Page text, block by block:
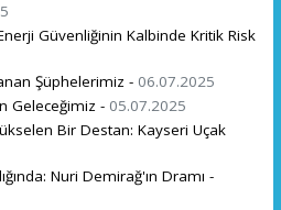
Güvenliğinin Kalbinde Kritik Risk
Şüphelerimiz - 06.07.2025
Geleceğimiz - 05.07.2025
Bir Destan: Kayseri Uçak
Nuri Demirağ'ın Dramı -